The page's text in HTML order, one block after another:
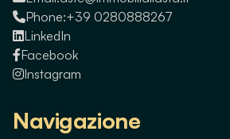
Phone:+39 0280888267
LinkedIn
Facebook
Instagram
Navigazione